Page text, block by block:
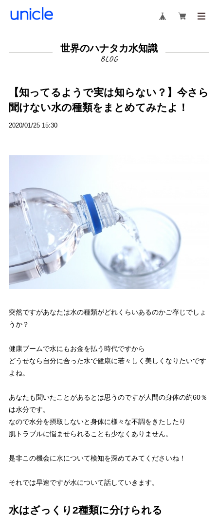
世界のハナタカ水知識
【知ってるようで実は知らない？】今さら
聞けない水の種類をまとめてみたよ！
2020/01/25 15:30
突然ですがあなたは水の種類がどれくらいあるのかご存じでしょ
うか？
健康ブームで水にもお金を払う時代ですから
どうせなら自分に合った水で健康に若々しく美しくなりたいです
よね。
あなたも聞いたことがあるとは思うのですが人間の身体の約60％
は水分です。
なので水分を摂取しないと身体に様々な不調をきたしたり
肌トラブルに悩ませられることも少なくありません。
是非この機会に水について検知を深めてみてくださいね！
それでは早速ですが水について話していきます。
水はざっくり2種類に分けられる